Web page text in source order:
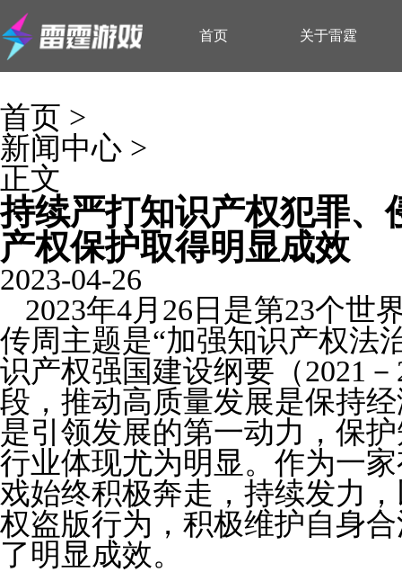
首页 关于雷霆
首页 >
新闻中心 >
正文
持续严打知识产权犯罪
产权保护取得明显成效
2023-04-26
2023年4月 26 日是第23个世
传周主题是“加强知识产权法
识产权强国建设纲要（2021 －
段，推动高质量发展是保持
是引领发展的第一动力，保
行业体现尤为明显。 作为一
戏始终积极奔走，持续发力
权盗版行为，积极维护自身
了明显成效。